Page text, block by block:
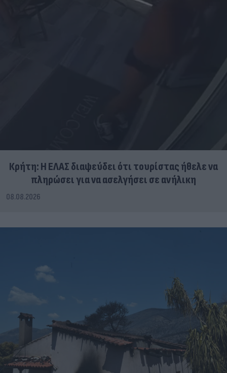
Κρήτη: Η ΕΛΑΣ διαψεύδει ότι τουρίστας ήθελε να
πληρώσει για να ασελγήσει σε ανήλικη
08.08.2026